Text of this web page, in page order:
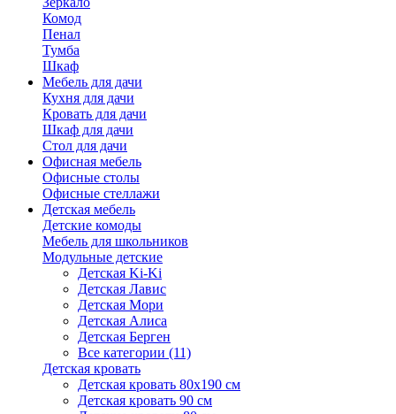
Комод
Пенал
Тумба
Шкаф
Мебель для дачи
Кухня для дачи
Кровать для дачи
Шкаф для дачи
Стол для дачи
Офисная мебель
Офисные столы
Офисные стеллажи
Детская мебель
Детские комоды
Мебель для школьников
Модульные детские
Детская Ki-Ki
Детская Лавис
Детская Мори
Детская Алиса
Детская Берген
Все категории (11)
Детская кровать
Детская кровать 80х190 см
Детская кровать 90 см